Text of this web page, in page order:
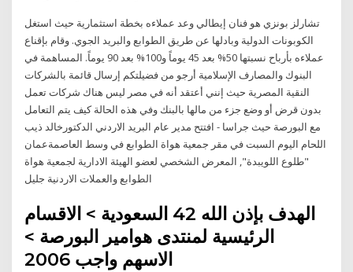
تشارلز بونزي هو فنان إيطالي وعد عملاءه بخطة استثمارية حيث استغل
الكوبونات الدولية وبادلها عن طريق الطوابع والبريد الجوي. وقام بإقناع
عملاءه بأرباح نسبتها 50% بعد 45 يوماً و100% بعد 90 يوماً. المساهمة في
البنوك والمصارف الإسلامية أرجو من فضيلتكم إرسال قائمة بالشركات
النقية المصرية حيث إنني أعتقد أنه في مصر ليس هناك شركات تعمل
بدون قرض أو وضع جزء من مالها بالبنك وفي هذه الحالة كيف يتم التعامل
مع البورصة حيث جراسا - افتتح مدير عام البريد الاردني الدكتورخالد ذيب
اللحام اليوم السبت في مقر جمعية هواة الطوابع في وسط العاصمةعمان
"طلوع اللويبدة", المعرض الشخصي لعضو الهيئة الادارية لجمعية هواة
الطوابع والعملات الاردنية جليل
الهدف بإذن الله 42 السعودية > الاقسام
الرئيسية لمنتدى هوامير البورصة >
الاسهم واجب 2006